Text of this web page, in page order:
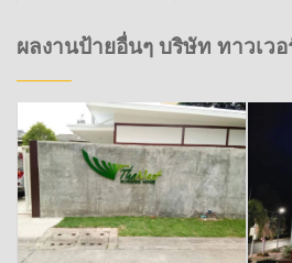
ผลงานป้ายอื่นๆ บริษัท ทาวเว